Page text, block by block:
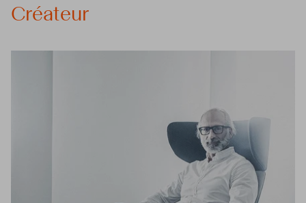
Créateur